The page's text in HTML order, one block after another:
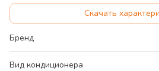
Скачать
Бренд
Вид кондиционера